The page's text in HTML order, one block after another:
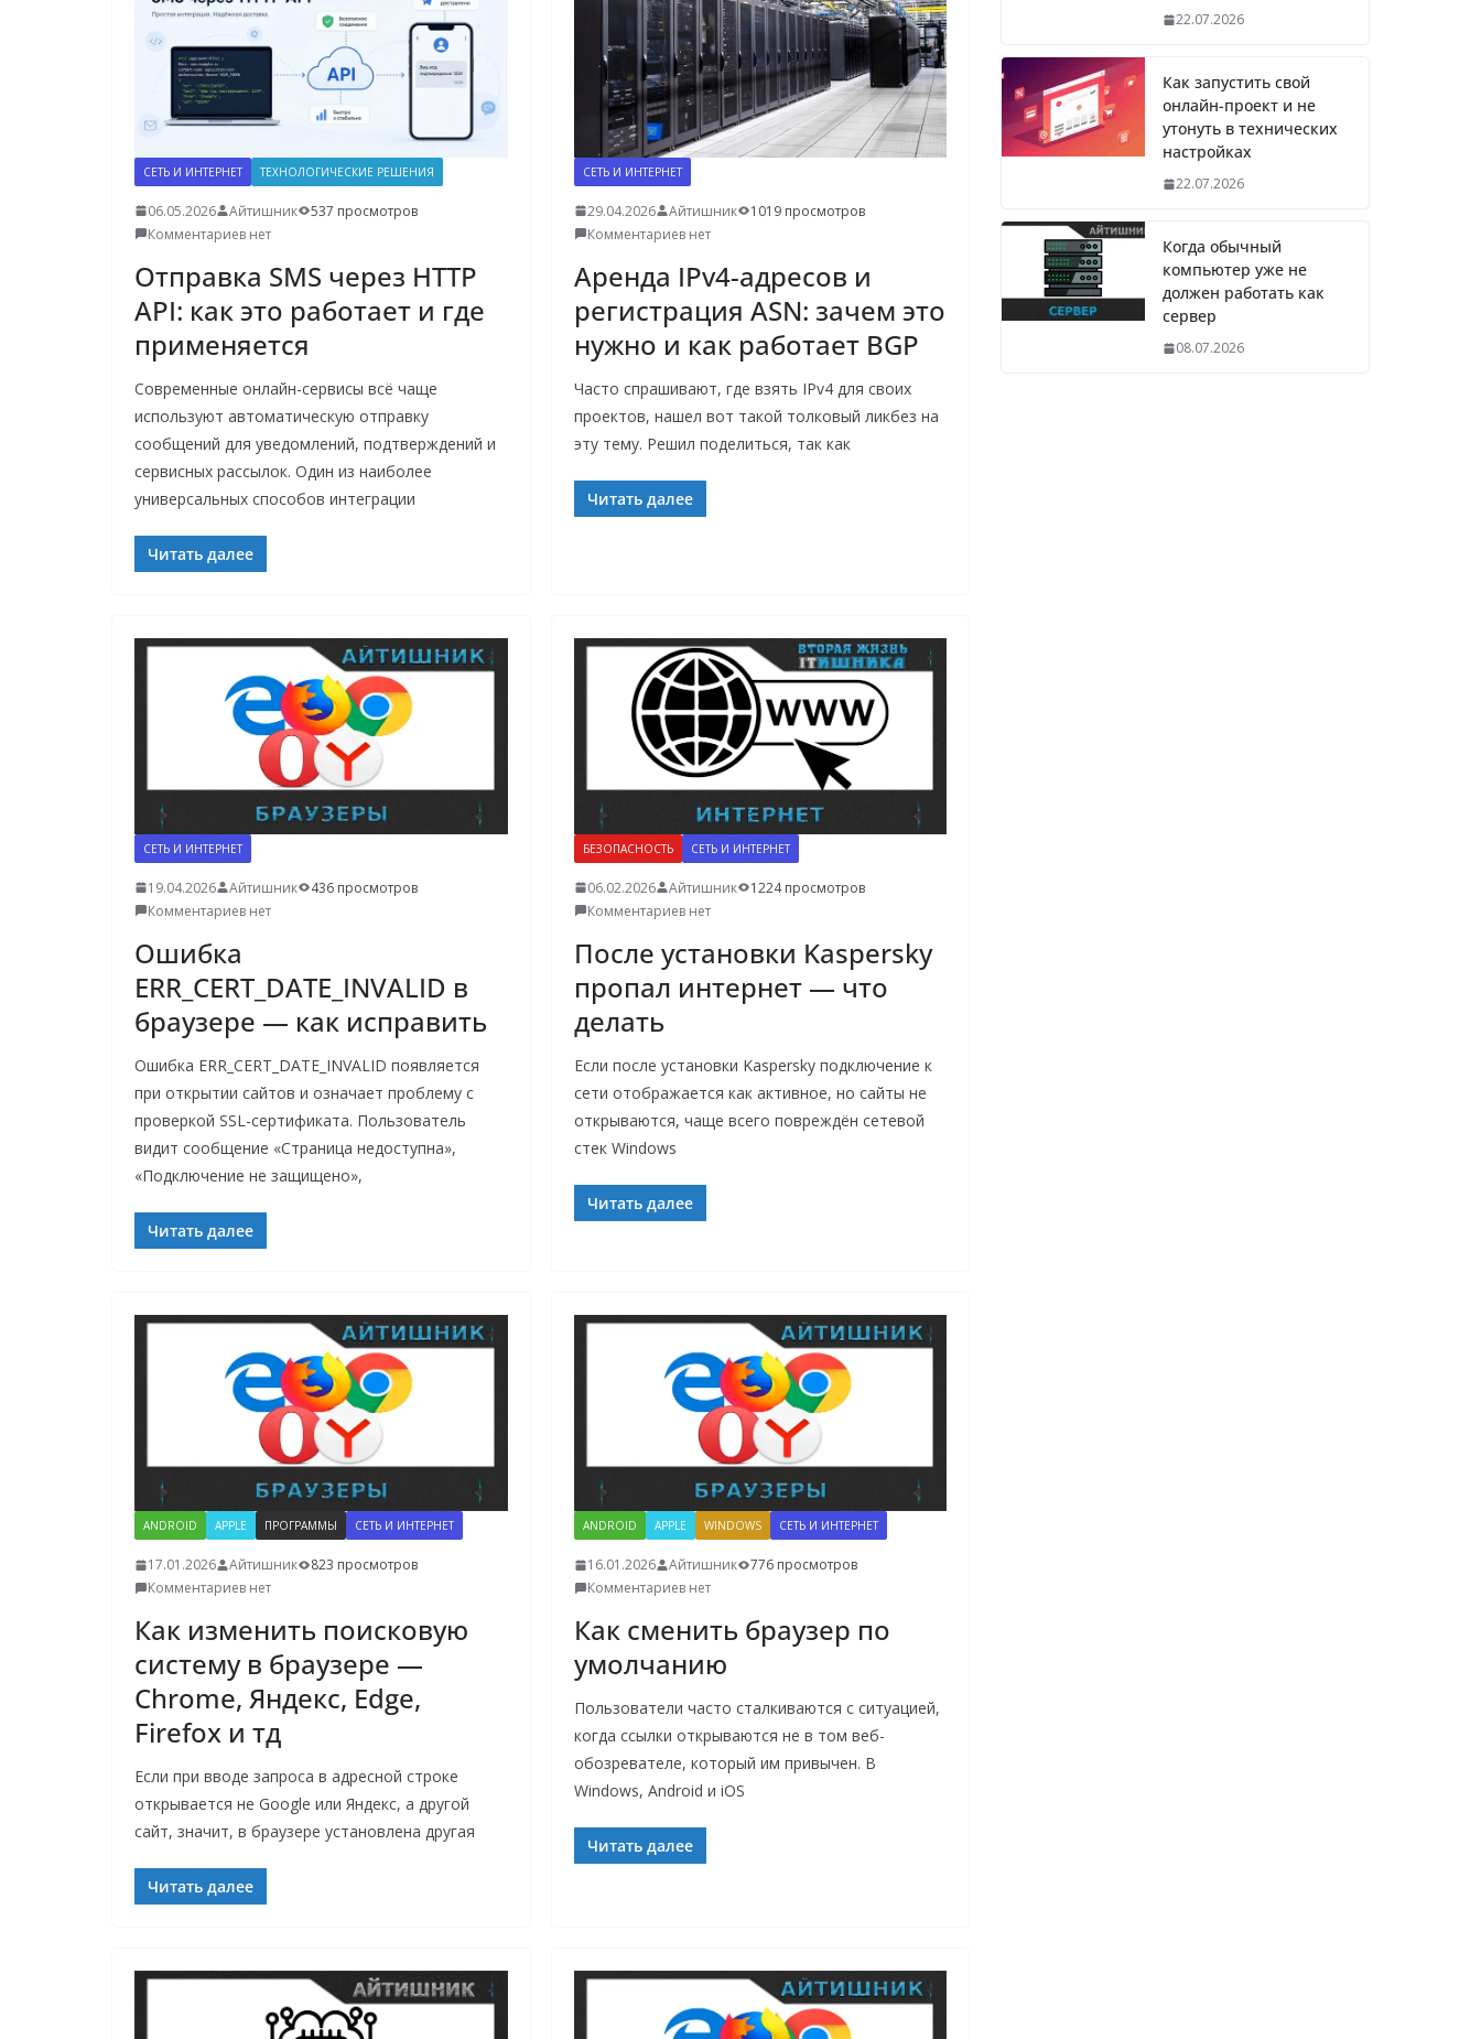
СЕТЬ И ИНТЕРНЕТ ТЕХНОЛОГИЧЕСКИЕ РЕШЕНИЯ
06.05.2026 Айтишник
537 просмотров
Комментариев нет
Отправка SMS через HTTP
API: как это работает и где
применяется
Современные онлайн-сервисы всё чаще
используют автоматическую отправку
сообщений для уведомлений, подтверждений и
сервисных рассылок. Один из наиболее
универсальных способов интеграции
Читать далее
СЕТЬ И ИНТЕРНЕТ
29.04.2026 Айтишник
1019 просмотров
Комментариев нет
Аренда IPv4-адресов и
регистрация ASN: зачем это
нужно и как работает BGP
Часто спрашивают, где взять IPv4 для своих
проектов, нашел вот такой толковый ликбез на
эту тему. Решил поделиться, так как
Читать далее
СЕТЬ И ИНТЕРНЕТ
19.04.2026 Айтишник
436 просмотров
Комментариев нет
Ошибка
ERR_CERT_DATE_INVALID в
браузере — как исправить
Ошибка ERR_CERT_DATE_INVALID появляется
при открытии сайтов и означает проблему с
проверкой SSL-сертификата. Пользователь
видит сообщение «Страница недоступна»,
«Подключение не защищено»,
Читать далее
БЕЗОПАСНОСТЬ СЕТЬ И ИНТЕРНЕТ
06.02.2026 Айтишник
1224 просмотров
Комментариев нет
После установки Kaspersky
пропал интернет — что
делать
Если после установки Kaspersky подключение к
сети отображается как активное, но сайты не
открываются, чаще всего повреждён сетевой
стек Windows
Читать далее
ANDROID APPLE ПРОГРАММЫ СЕТЬ И ИНТЕРНЕТ
17.01.2026 Айтишник
823 просмотров
Комментариев нет
Как изменить поисковую
систему в браузере —
Chrome, Яндекс, Edge,
Firefox и тд
Если при вводе запроса в адресной строке
открывается не Google или Яндекс, а другой
сайт, значит, в браузере установлена другая
Читать далее
ANDROID APPLE WINDOWS СЕТЬ И ИНТЕРНЕТ
16.01.2026 Айтишник
776 просмотров
Комментариев нет
Как сменить браузер по
умолчанию
Пользователи часто сталкиваются с ситуацией,
когда ссылки открываются не в том веб-
обозревателе, который им привычен. В
Windows, Android и iOS
Читать далее
22.07.2026
Как запустить свой
онлайн-проект и не
утонуть в технических
настройках
22.07.2026
Когда обычный
компьютер уже не
должен работать как
сервер
08.07.2026